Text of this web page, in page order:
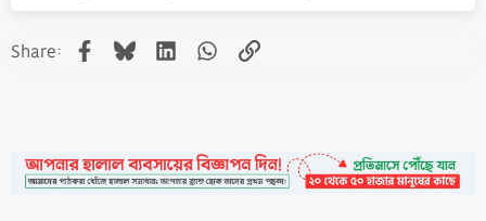
Share: Facebook
BlueskyLinkedInWhatsApp
Link